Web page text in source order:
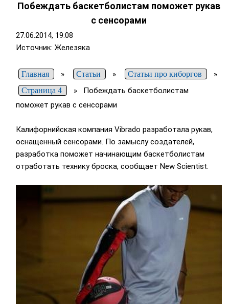
Побеждать баскетболистам поможет рукав
с сенсорами
27.06.2014, 19:08
Источник: Железяка
Главная » Статьи » Статьи про киборгов »
Страница 4 » Побеждать баскетболистам
поможет рукав с сенсорами
Калифорнийская компания Vibrado разработала рукав,
оснащенный сенсорами. По замыслу создателей,
разработка поможет начинающим баскетболистам
отработать технику броска, сообщает New Scientist.